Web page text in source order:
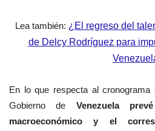
Lea también: ¿El regreso del
de Delcy Rodríguez para
En lo que respecta al cronograma
Gobierno de Venezuela
macroeconómico y el